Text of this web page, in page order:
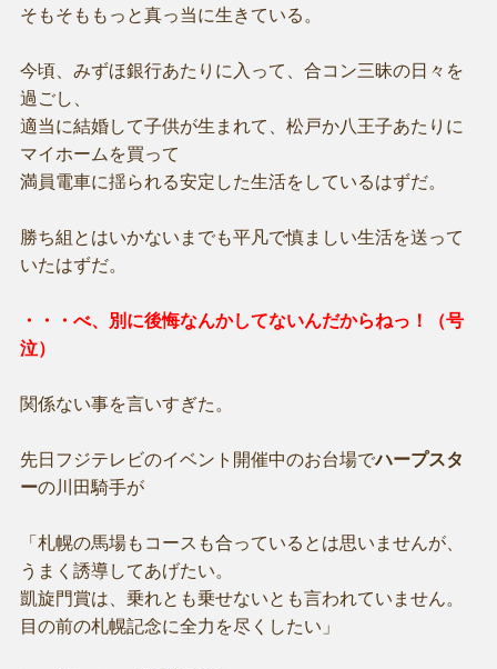
そもそももっと真っ当に生きている。
今頃、みずほ銀行あたりに入って、合コン三昧の日々を
過ごし、
適当に結婚して子供が生まれて、松戸か八王子あたりに
マイホームを買って
満員電車に揺られる安定した生活をしているはずだ。
勝ち組とはいかないまでも平凡で慎ましい生活を送って
いたはずだ。
・・・べ、別に後悔なんかしてないんだからねっ！（号
泣）
関係ない事を言いすぎた。
先日フジテレビのイベント開催中のお台場でハープスタ
ーの川田騎手が
「札幌の馬場もコースも合っているとは思いませんが、
うまく誘導してあげたい。
凱旋門賞は、乗れとも乗せないとも言われていません。
目の前の札幌記念に全力を尽くしたい」